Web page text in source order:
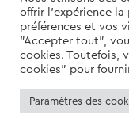
offrir l'expérience la
préférences et vos
"Accepter tout",
cookies. Toutefois,
cookies" pour
Paramètres des